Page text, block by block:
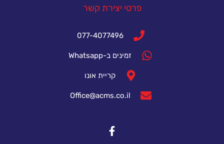
פרטי יצירת קשר
077-4077496
זמינים ב-Whatsapp
קריית אונו
Office@acms.co.il